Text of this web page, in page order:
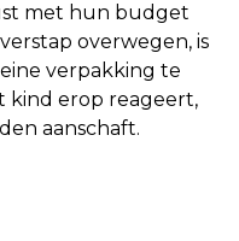
met hun budget
overwegen, is
verpakking te
kind erop reageert,
aanschaft.